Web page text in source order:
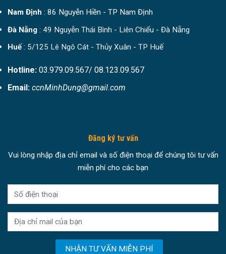
Nam Định : 86 Nguyễn Hiền - TP Nam Định
Đà Nẵng : 49 Nguyễn Thái Bình - Liên Chiểu - Đà Nẵng
Huế: 5/125 Lê Ngô Cát - Thủy Xuân - TP Huế
Hotline: 03.979.09.567/ 08.123.09.567
Email: ccnMinhDung@gmail.com
Đăng ký tư vấn
Vui lòng nhập địa chỉ email và số điện thoại để chúng tôi tư vấn
miễn phí cho các bạn